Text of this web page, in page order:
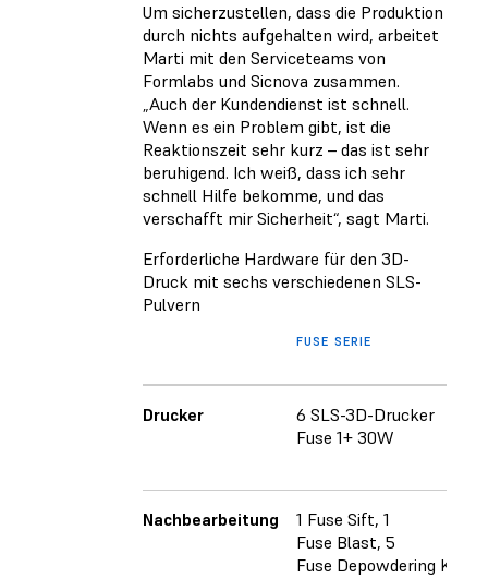
Um sicherzustellen, dass die Produktion
durch nichts aufgehalten wird, arbeitet
Marti mit den Serviceteams von
Formlabs und Sicnova zusammen.
„Auch der Kundendienst ist schnell.
Wenn es ein Problem gibt, ist die
Reaktionszeit sehr kurz – das ist sehr
beruhigend. Ich weiß, dass ich sehr
schnell Hilfe bekomme, und das
verschafft mir Sicherheit“, sagt Marti.
Erforderliche Hardware für den 3D-
Druck mit sechs verschiedenen SLS-
Pulvern
FUSE SERIE
Drucker
6 SLS-3D-Drucker
Fuse 1+ 30W
Nachbearbeitung
1 Fuse Sift, 1
Fuse Blast, 5
Fuse Depowdering Kits